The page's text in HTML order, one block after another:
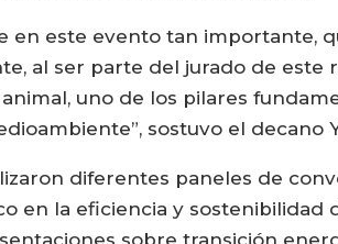
en este evento tan importante,
al ser parte del jurado de
uno de los pilares
sostuvo el decano
diferentes paneles de
en la eficiencia y sostenibilidad